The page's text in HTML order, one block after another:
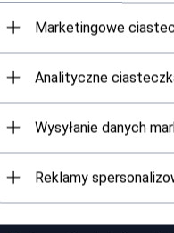
Marketingowe
Analityczne
Wysyłanie danych
Reklamy